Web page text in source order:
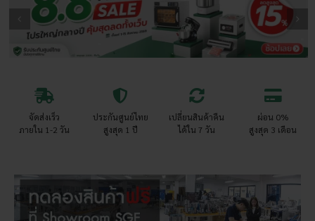
แก๊ส
และ
อบ
จัดส่งเร็ว
ภายใน 1-2 วัน
ประกันศูนย์ไทย
สูงสุด 1 ปี
เปลี่ยนสินค้าคืน
ได้ใน 7 วัน
ผ่อน 0%
สูงสุด 3 เดือน